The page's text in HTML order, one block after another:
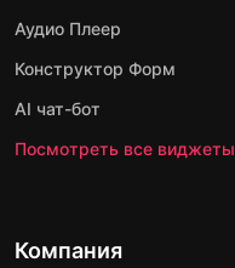
Аудио Плеер
Конструктор Форм
AI чат-бот
Посмотреть все виджеты
Компания